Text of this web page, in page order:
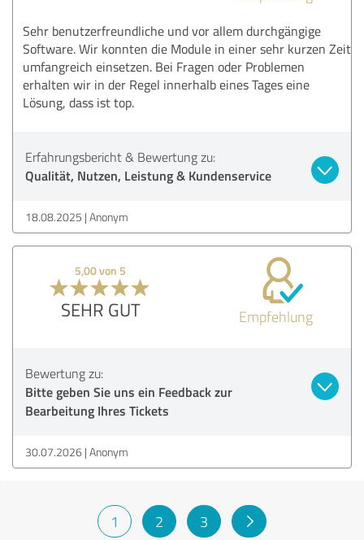
Sehr benutzerfreundliche und vor allem durchgängige
Software. Wir konnten die Module in einer sehr kurzen Zeit
umfangreich einsetzen. Bei Fragen oder Problemen
erhalten wir in der Regel innerhalb eines Tages eine
Lösung, dass ist top.
Erfahrungsbericht & Bewertung zu:
Qualität, Nutzen, Leistung & Kundenservice
18.08.2025 Anonym
5,00 von 5
SEHR GUT Empfehlung
Bewertung zu:
Bitte geben Sie uns ein Feedback zur
Bearbeitung Ihres Tickets
30.07.2026 Anonym
1 2 3